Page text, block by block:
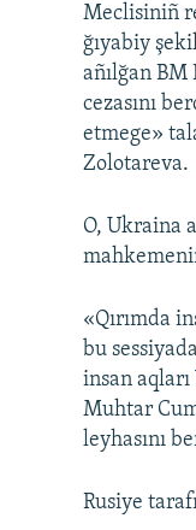
Meclisiniñ
ğıyabiy
añılğan
cezasını
etmege»
Zolotareva.
O, Ukraina
«Qırımda
bu
insan aqları
Muhtar
leyhasını
Rusiye